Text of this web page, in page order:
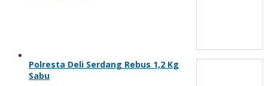
Polresta Deli Serdang Rebus 1,2 Kg
Sabu